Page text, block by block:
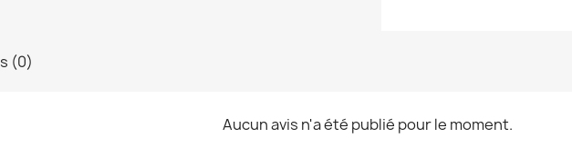
(0)
Aucun avis n'a été publié pour le moment.